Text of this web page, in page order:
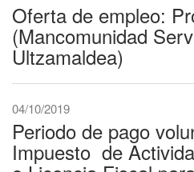
Oferta de empleo:
(Mancomunidad
Ultzamaldea)
04/10/2019
Periodo de pago
Impuesto de